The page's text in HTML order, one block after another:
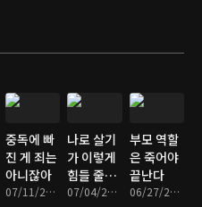
중독에 빠
진 게 죄는
아니잖아
07/11/2026 • 1시간 19분
나로 살기
가 이렇게
힘들 줄이
야
07/04/2026 • 1시간 20분
부모 역할
은 죽어야
끝난다
06/27/2026 • 1시간 20분